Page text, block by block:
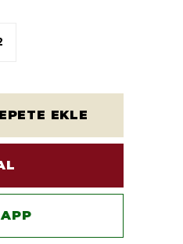
EKLE